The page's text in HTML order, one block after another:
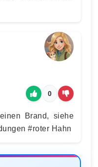
0
Brand, siehe
#roter Hahn